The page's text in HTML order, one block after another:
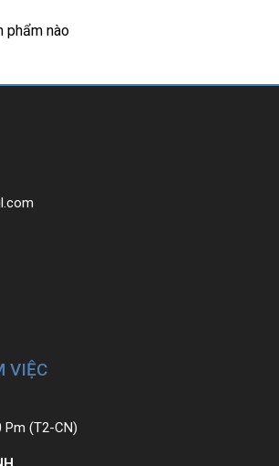
Laptop Triều Phát đều được bao ra hãng
phẩm nào
VIỆC
Pm (T2-CN)